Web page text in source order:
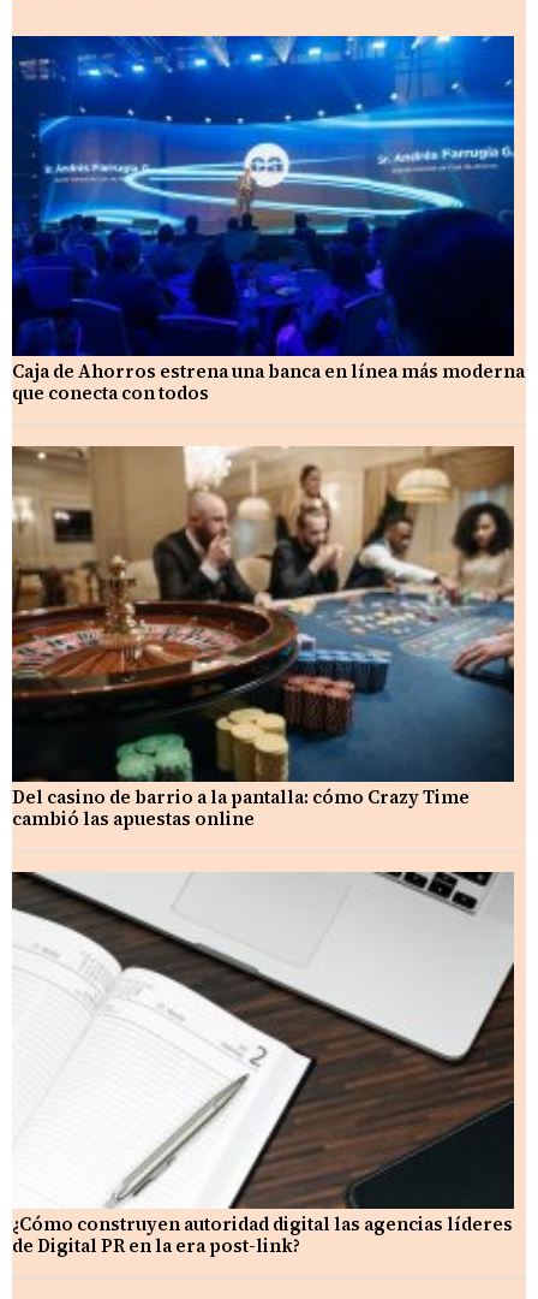
Caja de Ahorros estrena una banca en línea más moderna
que conecta con todos
Del casino de barrio a la pantalla: cómo Crazy Time
cambió las apuestas online
¿Cómo construyen autoridad digital las agencias líderes
de Digital PR en la era post-link?